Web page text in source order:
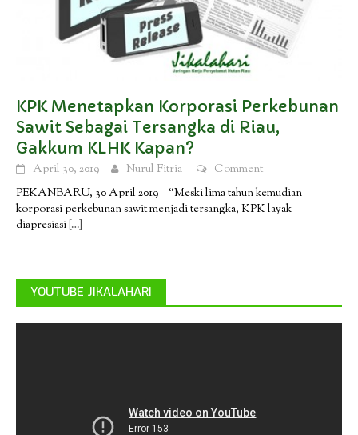
KPK Menetapkan Korporasi Perkebunan
Sawit Sebagai Tersangka di Riau,
Gakkum KLHK Kapan?
April 30, 2019 Nurul Fitria
Comment
PEKANBARU, 30 April 2019—“Meski lima tahun kemudian
korporasi perkebunan sawit menjadi tersangka, KPK layak
diapresiasi […]
YOUTUBE JIKALAHARI